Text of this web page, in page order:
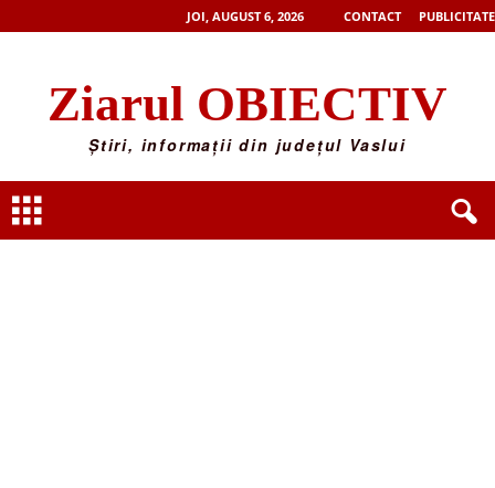
JOI, AUGUST 6, 2026 CONTACT PUBLICITATE
Ziarul OBIECTIV
Știri, informații din județul Vaslui